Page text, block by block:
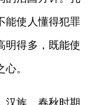
能使人懂得犯罪
明得多，既能使
。
汉族，春秋时期